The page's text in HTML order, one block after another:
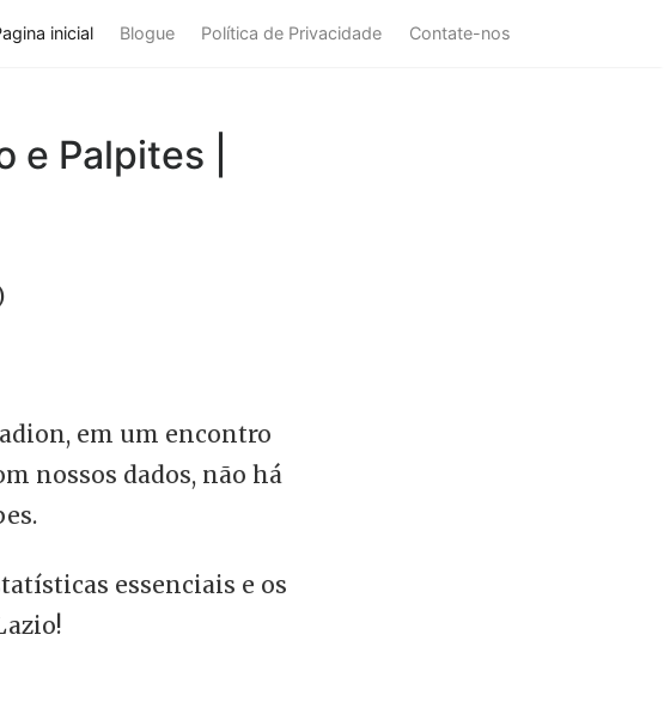
inicial Blogue Política de Privacidade Contate-nos
Palpites |
em um encontro
nossos dados, não há
essenciais e os